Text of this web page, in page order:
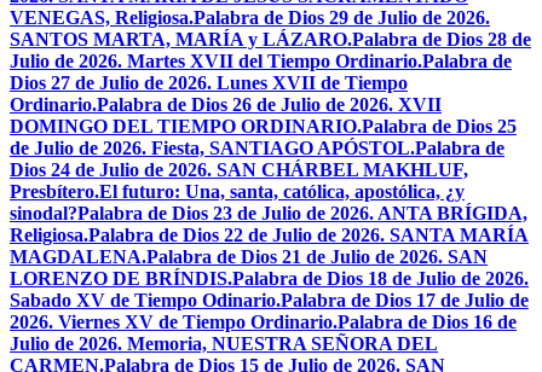
VENEGAS, Religiosa.Palabra de Dios 29 de Julio de 2026.
SANTOS MARTA, MARÍA y LÁZARO.Palabra de Dios 28 de
Julio de 2026. Martes XVII del Tiempo Ordinario.Palabra de
Dios 27 de Julio de 2026. Lunes XVII de Tiempo
Ordinario.Palabra de Dios 26 de Julio de 2026. XVII
DOMINGO DEL TIEMPO ORDINARIO.Palabra de Dios 25
de Julio de 2026. Fiesta, SANTIAGO APÓSTOL.Palabra de
Dios 24 de Julio de 2026. SAN CHÁRBEL MAKHLUF,
Presbítero.El futuro: Una, santa, católica, apostólica, ¿y
sinodal?Palabra de Dios 23 de Julio de 2026. ANTA BRÍGIDA,
Religiosa.Palabra de Dios 22 de Julio de 2026. SANTA MARÍA
MAGDALENA.Palabra de Dios 21 de Julio de 2026. SAN
LORENZO DE BRÍNDIS.Palabra de Dios 18 de Julio de 2026.
Sabado XV de Tiempo Odinario.Palabra de Dios 17 de Julio de
2026. Viernes XV de Tiempo Ordinario.Palabra de Dios 16 de
Julio de 2026. Memoria, NUESTRA SEÑORA DEL
CARMEN.Palabra de Dios 15 de Julio de 2026. SAN